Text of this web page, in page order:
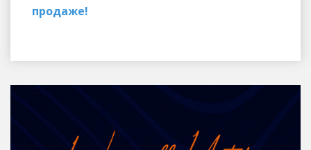
продаже!